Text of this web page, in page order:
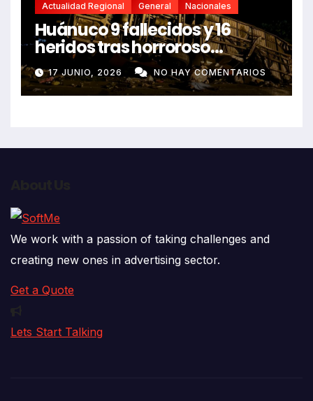
Actualidad Regional General Nacionales
Huánuco 9 fallecidos y 16
heridos tras horroroso
despiste de bus Real Chancas
que impactó contra vivienda
17 JUNIO, 2026 NO HAY COMENTARIOS
We work with a passion of taking challenges and
creating new ones in advertising sector.
Get a Quote
Lets Start Talking